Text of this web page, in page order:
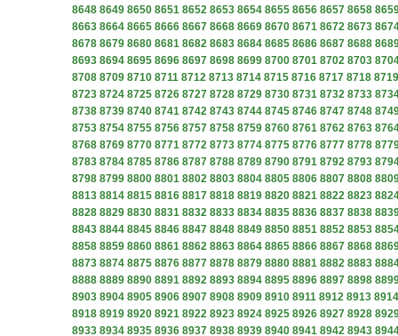
8648 8649 8650 8651 8652 8653 8654 8655 8656 8657 8658
8663 8664 8665 8666 8667 8668 8669 8670 8671 8672 8673
8678 8679 8680 8681 8682 8683 8684 8685 8686 8687 8688
8693 8694 8695 8696 8697 8698 8699 8700 8701 8702 8703
8708 8709 8710 8711 8712 8713 8714 8715 8716 8717 8718 8719
8723 8724 8725 8726 8727 8728 8729 8730 8731 8732 8733
8738 8739 8740 8741 8742 8743 8744 8745 8746 8747 8748
8753 8754 8755 8756 8757 8758 8759 8760 8761 8762 8763
8768 8769 8770 8771 8772 8773 8774 8775 8776 8777 8778
8783 8784 8785 8786 8787 8788 8789 8790 8791 8792 8793
8798 8799 8800 8801 8802 8803 8804 8805 8806 8807 8808
8813 8814 8815 8816 8817 8818 8819 8820 8821 8822 8823
8828 8829 8830 8831 8832 8833 8834 8835 8836 8837 8838
8843 8844 8845 8846 8847 8848 8849 8850 8851 8852 8853
8858 8859 8860 8861 8862 8863 8864 8865 8866 8867 8868
8873 8874 8875 8876 8877 8878 8879 8880 8881 8882 8883
8888 8889 8890 8891 8892 8893 8894 8895 8896 8897 8898
8903 8904 8905 8906 8907 8908 8909 8910 8911 8912 8913 8914
8918 8919 8920 8921 8922 8923 8924 8925 8926 8927 8928
8933 8934 8935 8936 8937 8938 8939 8940 8941 8942 8943